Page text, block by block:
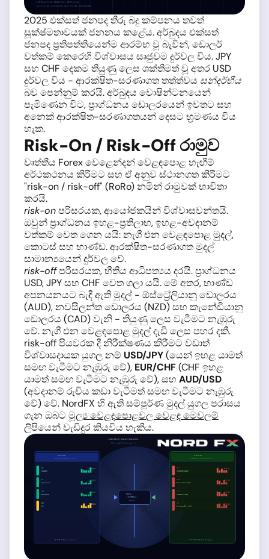
2025 එක්සත් ජනපද තීරු බදු කම්පනය තවත්
සූක්ෂ්මතාවයක් ජනනය කළේය. අර්බුදය එක්සත්
ජනපද ප්‍රතිපත්තියෙන්ම ආරම්භ වූ බැවින්, ඩොලර්
වත්කම් කෙරෙහි විශ්වාසය සෘජුවම දුර්වල විය. JPY
සහ CHF දෙකම තියුණු ලෙස ශක්තිමත් වූ අතර USD
දුර්වල විය - ආරක්ෂිත-සරණාගත තත්ත්වය සන්දර්භීය
බව පෙන්නුම් කරයි. අර්බුදය වොෂින්ටනයෙන්
පැමිණෙන විට, ප්‍රාග්ධනය ඩොලරයෙන් ඉවතට සහ
අනෙක් ආරක්ෂිත-සරණාගතයන් දෙසට භ්‍රමණය විය
හැක.
Risk-On / Risk-Off රාමුව
වෘත්තීය Forex වෙළෙන්දන් වෙළඳපොළ හැඟීම්
අර්ථකථනය කිරීමට සහ ඒ අනුව ස්ථානගත කිරීමට
"risk-on / risk-off" (RoRo) නමින් රාමුවක් භාවිතා
කරයි.
risk-onපරිසරයක, ආයෝජකයින් විශ්වාසවන්තයි.
ඔවුන් ප්‍රාග්ධනය ඉහළ-ප්‍රතිලාභ, ඉහළ-අවදානම්
වත්කම් වෙත ගෙන යයි: නැගී එන වෙළඳපොළ මුදල්,
කොටස් සහ භාණ්ඩ. ආරක්ෂිත-සරණාගත මුදල්
සාමාන්‍යයෙන් දුර්වල වේ.
risk-offපරිසරයක, භීතිය ආධිපත්‍යය දරයි. ප්‍රාග්ධනය
USD, JPY සහ CHF වෙත ගලා යයි. මේ අතර, භාණ්ඩ
අපනයනයට බැඳී ඇති මුදල් - ඕස්ට්‍රේලියානු ඩොලරය
(AUD), නවසීලන්ත ඩොලරය (NZD) සහ කැනේඩියානු
ඩොලරය (CAD) වැනි - තියුණු ලෙස වැටීමට නැඹුරු
වේ. නැගී එන වෙළඳපොළ මුදල් දැඩි ලෙස පහර දකී.
risk-off පියවරක දී නිරීක්ෂණය කිරීමට වඩාත්
විශ්වාසදායක යුගල නම් USD/JPY(යෙන් ඉහළ යාමත්
සමඟ වැටීමට නැඹුරු වේ), EUR/CHF(CHF ඉහළ
යාමත් සමඟ වැටීමට නැඹුරු වේ), සහ AUD/USD
(අවදානම් රුචිය කඩා වැටීමත් සමඟ වැටීමට නැඹුරු
වේ) වේ. NordFX හි ඇති සම්පූර්ණ මුදල් යුගල පරාසය
ගැන ඔබට මූල්‍ය වෙළඳපොළවල වෙළඳ මෙවලම්
ලිපියෙන් වැඩිදුර කියවිය හැකිය.